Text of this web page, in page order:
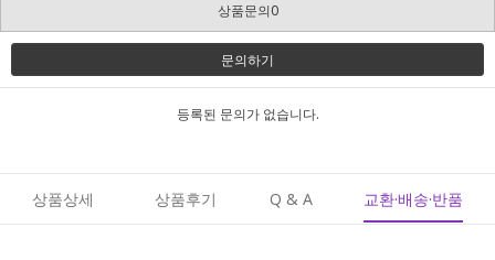
상품문의0
문의하기
등록된 문의가 없습니다.
상품상세 상품후기 Q & A 교환·배송·반품